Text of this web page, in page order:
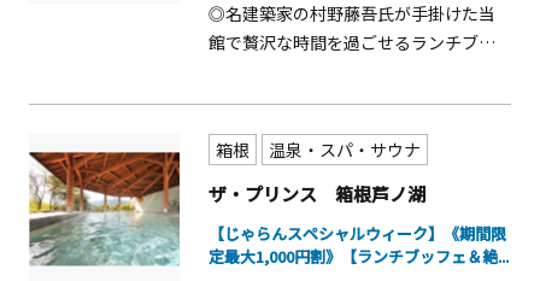
◎名建築家の村野藤吾氏が手掛けた当
館で贅沢な時間を過ごせるランチブッ
た箱根ならではメニューをご用意！ ◎
国産牛ローストビーフ・ホテル特製カ
レーもお楽しみください。
箱根 温泉・スパ・サウナ
ザ・プリンス 箱根芦ノ湖
【じゃらんスペシャルウィーク】《期間限
定最大1,000円割》【ランチブッフェ＆絶...